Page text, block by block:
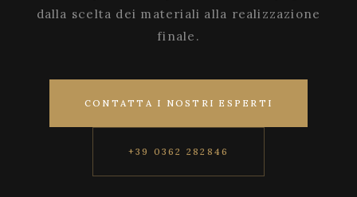
dalla scelta dei materiali alla realizzazione
finale.
CONTATTA I NOSTRI ESPERTI
+39 0362 282846